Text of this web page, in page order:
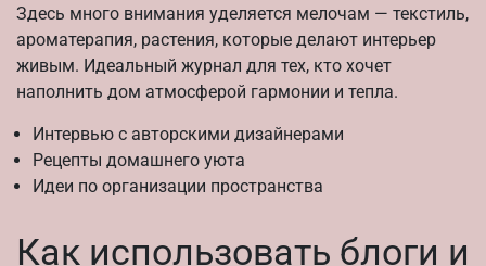
Здесь много внимания уделяется мелочам — текстиль,
ароматерапия, растения, которые делают интерьер
живым. Идеальный журнал для тех, кто хочет
наполнить дом атмосферой гармонии и тепла.
Интервью с авторскими дизайнерами
Рецепты домашнего уюта
Идеи по организации пространства
Как использовать блоги и